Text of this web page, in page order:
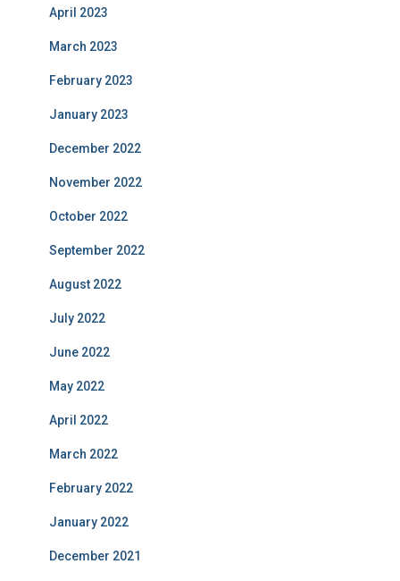
April 2023
March 2023
February 2023
January 2023
December 2022
November 2022
October 2022
September 2022
August 2022
July 2022
June 2022
May 2022
April 2022
March 2022
February 2022
January 2022
December 2021